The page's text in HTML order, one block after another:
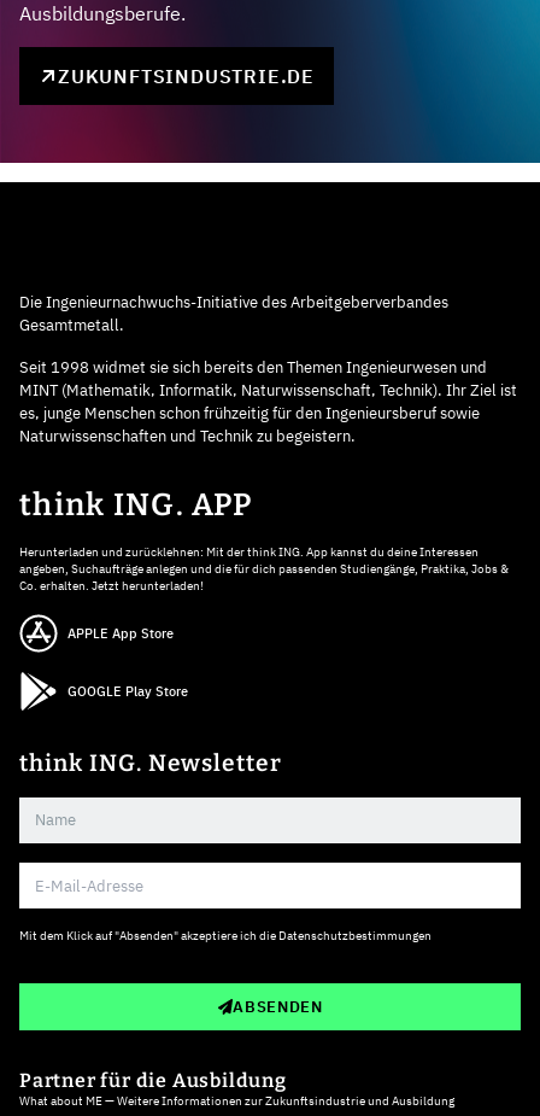
Ausbildungsberufe.
ZUKUNFTSINDUSTRIE.DE
Die Ingenieurnachwuchs-Initiative des Arbeitgeberverbandes
Gesamtmetall.
Seit 1998 widmet sie sich bereits den Themen Ingenieurwesen und
MINT (Mathematik, Informatik, Naturwissenschaft, Technik). Ihr Ziel ist
es, junge Menschen schon frühzeitig für den Ingenieursberuf sowie
Naturwissenschaften und Technik zu begeistern.
think ING. APP
Herunterladen und zurücklehnen: Mit der think ING. App kannst du deine Interessen
angeben, Suchaufträge anlegen und die für dich passenden Studiengänge, Praktika, Jobs &
Co. erhalten. Jetzt herunterladen!
APPLE App Store
GOOGLE Play Store
think ING. Newsletter
Mit dem Klick auf "Absenden" akzeptiere ich die Datenschutzbestimmungen
ABSENDEN
Partner für die Ausbildung
What about ME — Weitere Informationen zur Zukunftsindustrie und Ausbildung